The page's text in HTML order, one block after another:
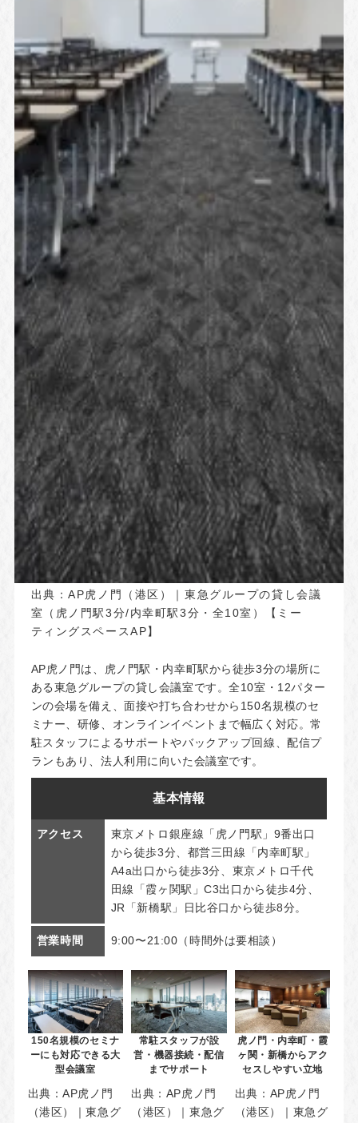
出典：AP虎ノ門（港区）｜東急グループの貸し会議
室（虎ノ門駅3分/内幸町駅3分・全10室）【ミー
ティングスペースAP】
AP虎ノ門は、虎ノ門駅・内幸町駅から徒歩3分の場所に
ある東急グループの貸し会議室です。全10室・12パター
ンの会場を備え、面接や打ち合わせから150名規模のセ
ミナー、研修、オンラインイベントまで幅広く対応。常
駐スタッフによるサポートやバックアップ回線、配信プ
ランもあり、法人利用に向いた会議室です。
基本情報
アクセス
東京メトロ銀座線「虎ノ門駅」9番出口
から徒歩3分、都営三田線「内幸町駅」
A4a出口から徒歩3分、東京メトロ千代
田線「霞ヶ関駅」C3出口から徒歩4分、
JR「新橋駅」日比谷口から徒歩8分。
営業時間 9:00〜21:00（時間外は要相談）
150名規模のセミナ
ーにも対応できる大
型会議室
出典：AP虎ノ門
（港区）｜東急グ
常駐スタッフが設
営・機器接続・配信
までサポート
出典： AP虎ノ門
（港区）｜東急グ
虎ノ門・内幸町・霞
ヶ関・新橋からアク
セスしやすい立地
出典： AP虎ノ門
（港区）｜東急グ